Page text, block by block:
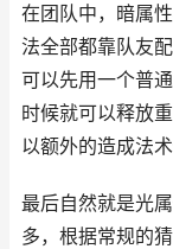
在团队中，暗属
法全部都靠队友
可以先用一个普
时候就可以释放
以额外的造成法术
最后自然就是光
多，根据常规的